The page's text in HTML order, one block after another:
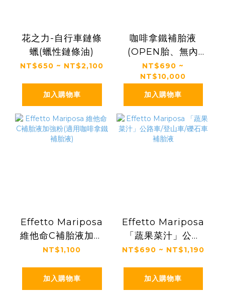
花之力-自行車鏈條
蠟(蠟性鏈條油)
NT$650 ~ NT$2,100
加入購物車
咖啡拿鐵補胎液
(OPEN胎、無內
胎、管胎適用)-事前
補胎液
NT$690 ~
NT$10,000
加入購物車
Effetto Mariposa
維他命C補胎液加強
粉(適用咖啡拿鐵補
NT$1,100
加入購物車
Effetto Mariposa
「蔬果菜汁」公路
車/登山車/礫石車補
NT$690 ~ NT$1,190
加入購物車